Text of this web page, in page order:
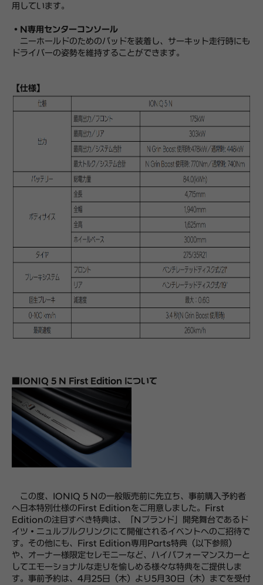
用しています。
・N専用センターコンソール
ニーホールドのためのパッドを装着し、サーキット走行時にも
ドライバーの姿勢を維持することができます。
【仕様】
■IONIQ 5 N First Edition について
この度、IONIQ 5 Nの一般販売前に先立ち、事前購入予約者
へ日本特別仕様のFirst Editionをご用意しました。First
Editionの注目すべき特典は、「Nブランド」開発舞台であるド
イツ・ニュルブルクリンクにて開催されるイベントへのご招待で
す。その他にも、First Edition専用Parts特典（以下参照）
や、オーナー様限定セレモニーなど、ハイパフォーマンスカーと
してエモーショナルな走りを愉しめる様々な特典をご提供しま
す。事前予約は、4月25日（木）より5月30日（木）までを受付